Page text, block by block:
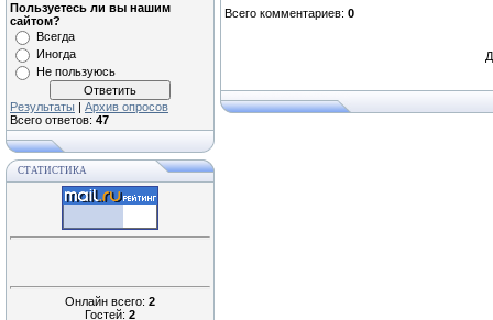
Пользуетесь ли вы нашим
сайтом?
Всегда
Иногда
Не пользуюсь
Результаты | Архив опросов
Всего ответов: 47
СТАТИСТИКА
Онлайн всего: 2
Гостей: 2
Всего комментариев: 0